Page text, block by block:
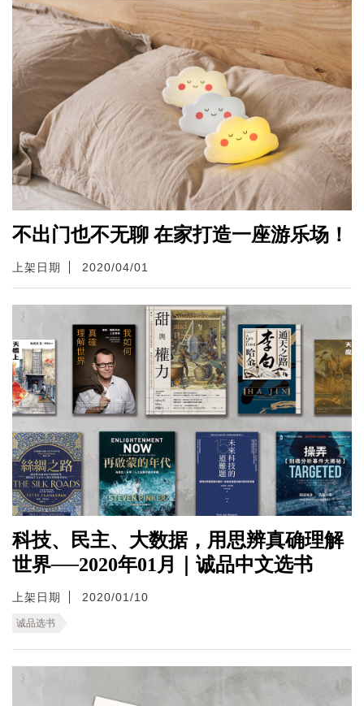
不出门也不无聊 在家打造一座游乐场！
上架日期 2020/04/01
科技、民主、大数据，用思辨真确理解
世界──2020年01月｜诚品中文选书
上架日期 2020/01/10
诚品选书